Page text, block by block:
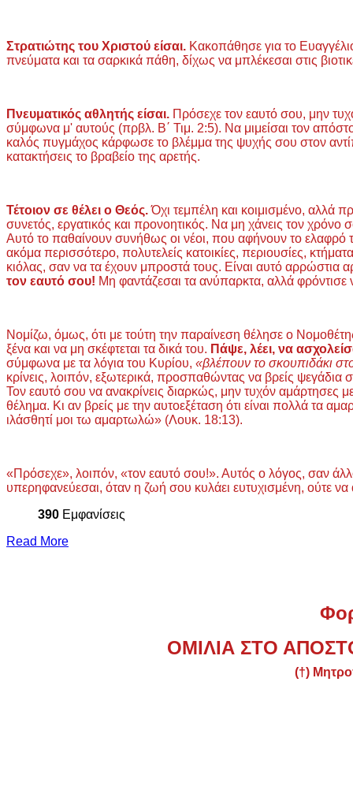
Στρατιώτης του Χριστού είσαι. Κακοπάθησε για το
πνεύματα και τα σαρκικά πάθη, δίχως να μπλέκεσαι στις
Πνευματικός αθλητής είσαι. Πρόσεχε τον εαυτό σου, μην
σύμφωνα μ' αυτούς (πρβλ. Β΄ Τιμ. 2:5). Να μιμείσαι τον
καλός πυγμάχος κάρφωσε το βλέμμα της ψυχής σου στον
κατακτήσεις το βραβείο της αρετής.
Τέτοιον σε θέλει ο Θεός.Όχι τεμπέλη και κοιμισμένο, αλλά
συνετός, εργατικός και προνοητικός. Να μη χάνεις τον χρόνο
Αυτό το παθαίνουν συνήθως οι νέοι, που αφήνουν το ελαφρό
ακόμα περισσότερο, πολυτελείς κατοικίες, περιουσίες,
κιόλας, σαν να τα έχουν μπροστά τους. Είναι αυτό αρρώστια
τον εαυτό σου! Μη φαντάζεσαι τα ανύπαρκτα, αλλά φρόντισε
Νομίζω, όμως, ότι με τούτη την παραίνεση θέλησε ο
ξένα και να μη σκέφτεται τα δικά του. Πάψε, λέει, να
σύμφωνα με τα λόγια του Κυρίου, «βλέπουν το σκουπιδάκι
κρίνεις, λοιπόν, εξωτερικά, προσπαθώντας να βρείς ψεγάδια
Τον εαυτό σου να ανακρίνεις διαρκώς, μην τυχόν
θέλημα. Κι αν βρείς με την αυτοεξέταση ότι είναι πολλά τα
ιλάσθητί μοι τω αμαρτωλώ» (Λουκ. 18:13).
«Πρόσεχε», λοιπόν, «τον εαυτό σου!». Αυτός ο λόγος, σαν
υπερηφανεύεσαι, όταν η ζωή σου κυλάει ευτυχισμένη, ούτε
390 Εμφανίσεις
Read More
ΟΜΙΛΙΑ ΣΤΟ
(†)